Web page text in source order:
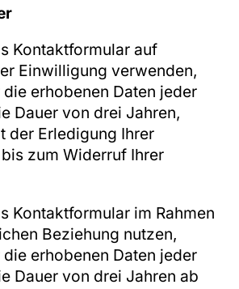
Kontaktformular auf
Einwilligung verwenden,
erhobenen Daten jeder
Dauer von drei Jahren,
der Erledigung Ihrer
zum Widerruf Ihrer
Kontaktformular im Rahmen
Beziehung nutzen,
erhobenen Daten jeder
Dauer von drei Jahren ab